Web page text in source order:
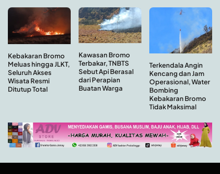
Kebakaran Bromo
Meluas hingga JLKT,
Seluruh Akses
Wisata Resmi
Ditutup Total
Kawasan Bromo
Terbakar, TNBTS
Sebut Api Berasal
dari Perapian
Buatan Warga
Terkendala Angin
Kencang dan Jam
Operasional, Water
Bombing
Kebakaran Bromo
Tidak Maksimal